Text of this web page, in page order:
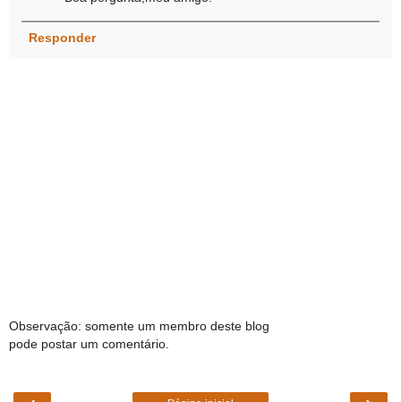
Responder
Observação: somente um membro deste blog
pode postar um comentário.